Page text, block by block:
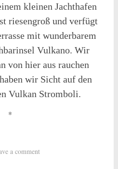
kleinen Jachthafen
riesengroß und verfügt
mit wunderbarem
Vulkano. Wir
von hier aus rauchen
wir Sicht auf den
Vulkan Stromboli.
*
a comment